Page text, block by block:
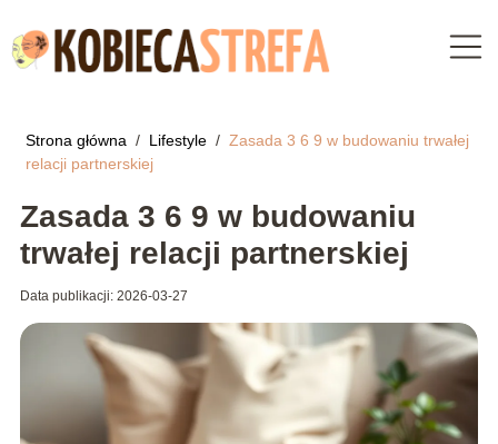
Strona główna / Lifestyle / Zasada 3 6 9 w budowaniu trwałej
relacji partnerskiej
Zasada 3 6 9 w budowaniu
trwałej relacji partnerskiej
Data publikacji: 2026-03-27